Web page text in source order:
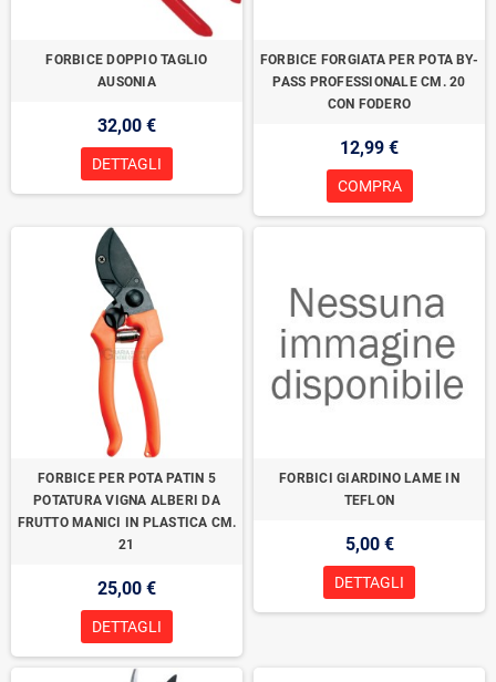
FORBICE DOPPIO TAGLIO
AUSONIA
32,00 €
DETTAGLI
FORBICE FORGIATA PER POTA BY-
PASS PROFESSIONALE CM. 20
CON FODERO
12,99 €
COMPRA
FORBICE PER POTA PATIN 5
POTATURA VIGNA ALBERI DA
FRUTTO MANICI IN PLASTICA CM.
21
25,00 €
DETTAGLI
FORBICI GIARDINO LAME IN
TEFLON
5,00 €
DETTAGLI